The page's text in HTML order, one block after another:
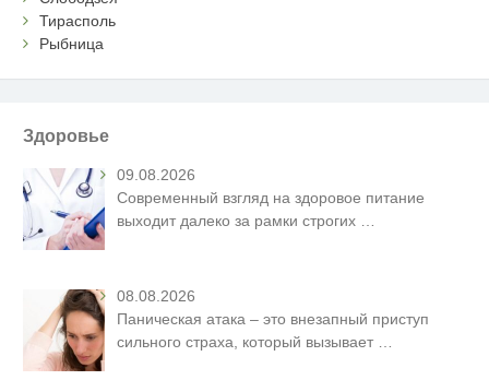
Тирасполь
Рыбница
Здоровье
09.08.2026
Современный взгляд на здоровое питание
выходит далеко за рамки строгих
08.08.2026
Паническая атака – это внезапный приступ
сильного страха, который вызывает